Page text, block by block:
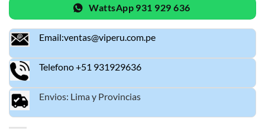
WattsApp 931 929 636
Email:ventas@viperu.com.pe
Telefono +51 931929636
Envios: Lima y Provincias